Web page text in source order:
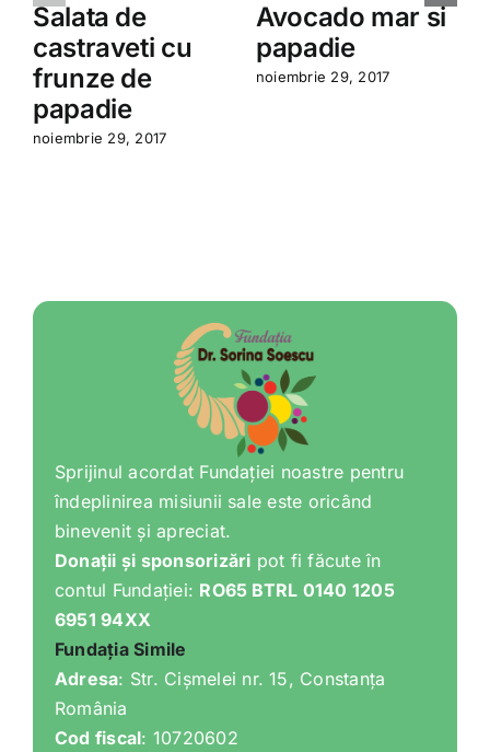
Salata de
castraveti cu
frunze de
papadie
noiembrie 29, 2017
Avocado mar si
papadie
noiembrie 29, 2017
Sprijinul acordat Fundației noastre pentru
îndeplinirea misiunii sale este oricând
binevenit și apreciat.
Donații și sponsorizări pot fi făcute în
contul Fundației: RO65 BTRL 0140 1205
6951 94XX
Fundația Simile
Adresa: Str. Cișmelei nr. 15, Constanța
România
Cod fiscal: 10720602